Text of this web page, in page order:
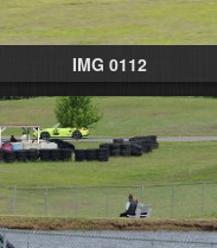
IMG 0112